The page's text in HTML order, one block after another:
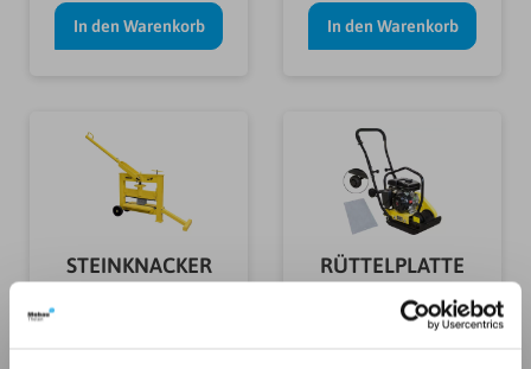
In den Warenkorb In den Warenkorb
STEINKNACKER
RÜTTELPLATTE
463,66 €*